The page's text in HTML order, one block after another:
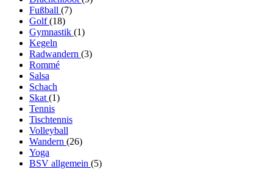
Fußball (7)
Golf(18)
Gymnastik (1)
Kegeln
Radwandern (3)
Rommé
Salsa
Schach
Skat (1)
Tennis
Tischtennis
Volleyball
Wandern (26)
Yoga
BSV allgemein (5)